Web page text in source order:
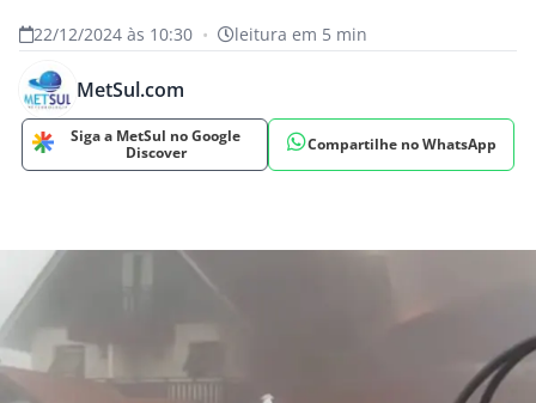
22/12/2024 às 10:30 • leitura em 5 min
MetSul.com
Siga a MetSul no Google
Discover
Compartilhe no WhatsApp